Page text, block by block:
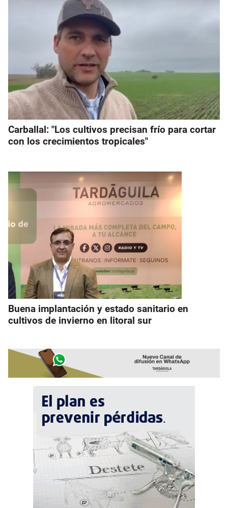
Carballal: "Los cultivos precisan frío para cortar
con los crecimientos tropicales"
Buena implantación y estado sanitario en
cultivos de invierno en litoral sur